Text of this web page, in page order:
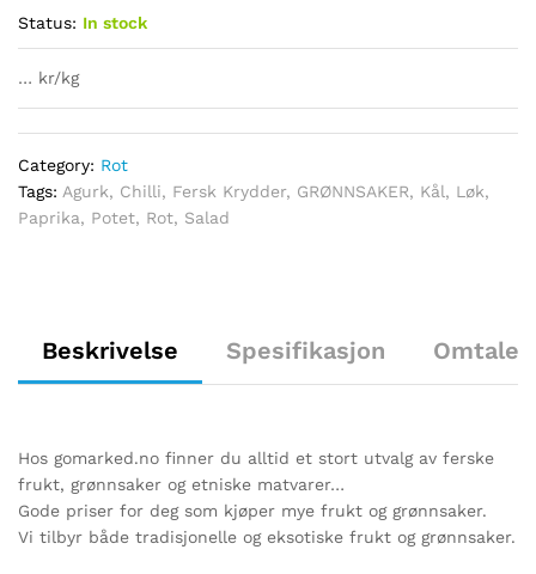
Status: In stock
… kr/kg
Category: Rot
Tags: Agurk, Chilli, Fersk Krydder, GRØNNSAKER, Kål, Løk,
Paprika, Potet, Rot, Salad
Beskrivelse Spesifikasjon Omtaler
Hos gomarked.no finner du alltid et stort utvalg av ferske
frukt, grønnsaker og etniske matvarer…
Gode priser for deg som kjøper mye frukt og grønnsaker.
Vi tilbyr både tradisjonelle og eksotiske frukt og grønnsaker.